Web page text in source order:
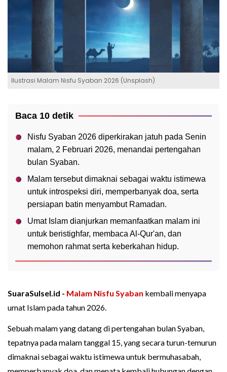
Ilustrasi Malam Nisfu Syaban 2026 (Unsplash)
Baca 10 detik
Nisfu Syaban 2026 diperkirakan jatuh pada Senin
malam, 2 Februari 2026, menandai pertengahan
bulan Syaban.
Malam tersebut dimaknai sebagai waktu istimewa
untuk introspeksi diri, memperbanyak doa, serta
persiapan batin menyambut Ramadan.
Umat Islam dianjurkan memanfaatkan malam ini
untuk beristighfar, membaca Al-Qur'an, dan
memohon rahmat serta keberkahan hidup.
SuaraSulsel.id - Malam Nisfu Syaban kembali menyapa
umat Islam pada tahun 2026.
Sebuah malam yang datang di pertengahan bulan Syaban,
tepatnya pada malam tanggal 15, yang secara turun-temurun
dimaknai sebagai waktu istimewa untuk bermuhasabah,